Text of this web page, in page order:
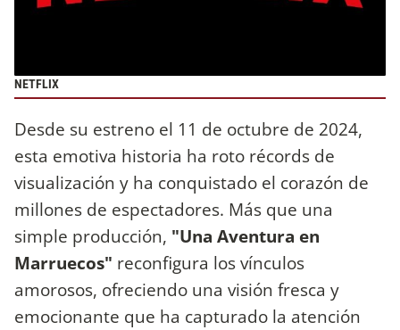
NETFLIX
Desde su estreno el 11 de octubre de 2024,
esta emotiva historia ha roto récords de
visualización y ha conquistado el corazón de
millones de espectadores. Más que una
simple producción, "Una Aventura en
Marruecos" reconfigura los vínculos
amorosos, ofreciendo una visión fresca y
emocionante que ha capturado la atención